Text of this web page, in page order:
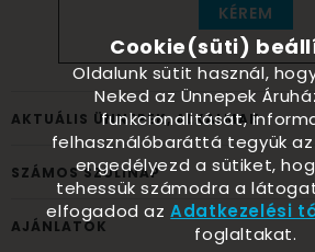
KÉREM
AKTUÁLIS ÜNNEPEK, ALKALMAK
SZÁMOS SZÜLINAP
AJÁNLATOK
Cookie(süti)
Oldalunk sütit használ,
Neked az Ünnepek
funkcionalitását,
felhasználóbaráttá tegyük az
engedélyezd a sütiket,
tehessük számodra a
elfogadod azAdatkezelési
foglaltakat.